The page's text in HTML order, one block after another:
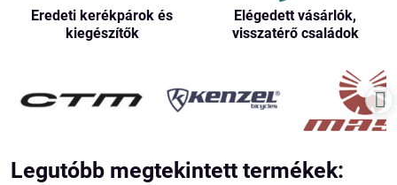
Eredeti kerékpárok és
kiegészítők
Elégedett vásárlók,
visszatérő családok
Legutóbb megtekintett termékek: